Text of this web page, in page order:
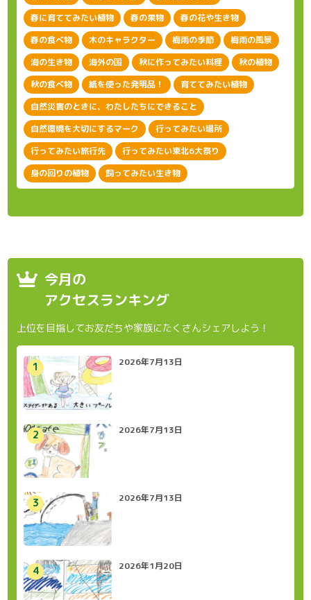
春に育ててみたい植物
春の果物
春の花や生き物
春の食べ物
木のキャラクター 梅雨の季節
梅雨の風景
海の生き物
海外の国 秋に作ってみたい料理
秋の植物
秋の食べ物
紙を使った発明品！
育ててみたい植物
自然災害のときに、わたしたちにできること
自然環境を大切にするマーク
行ってみたい場所
行ってみたい旅行先
行ってみたい東北6大祭り
身の回りの植物
飼ってみたい生き物
今月の
アクセスランキング
上位を目指してお友だちや家族にたくさんシェアしよう！
2026年7月13日
2026年7月13日
2026年7月13日
2026年1月20日